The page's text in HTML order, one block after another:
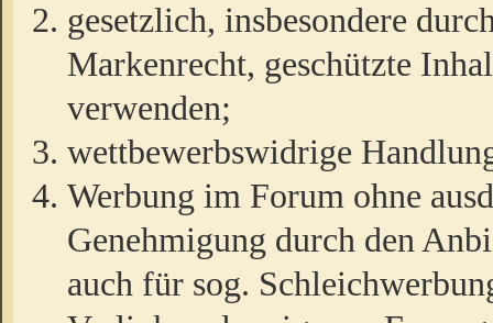
gesetzlich, insbesondere
Markenrecht, geschützte
verwenden;
wettbewerbswidrige
Werbung im Forum ohne
Genehmigung durch den
auch für sog.